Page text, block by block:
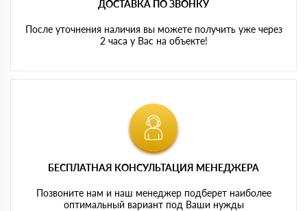
ДОСТАВКА ПО ЗВОНКУ
После уточнения наличия вы можете получить уже через
2 часа у Вас на объекте!
БЕСПЛАТНАЯ КОНСУЛЬТАЦИЯ МЕНЕДЖЕРА
Позвоните нам и наш менеджер подберет наиболее
оптимальный вариант под Ваши нужды